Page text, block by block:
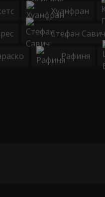
Хуанфран
Стефан Савич
Рафиня